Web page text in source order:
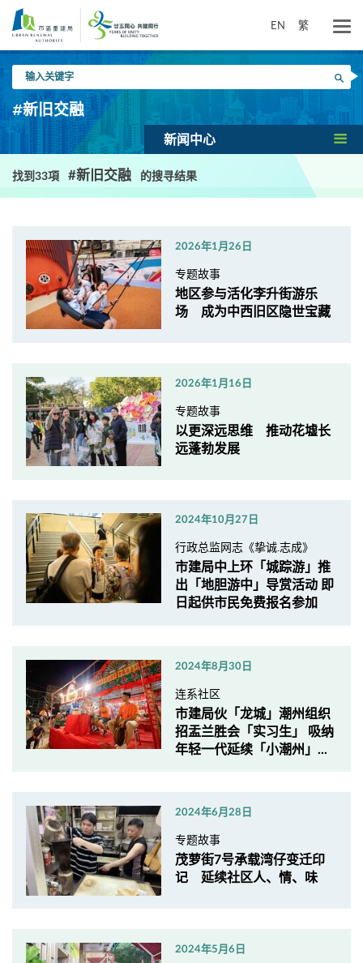
要
EN 繁
入
关
键
搜寻
#新旧交融
新闻中心
找到33項 #新旧交融 的搜寻结果
2026年1月26日
专题故事
地区参与活化李升街游乐
场 成为中西旧区隐世宝藏
2026年1月16日
专题故事
以更深远思维 推动花墟长
远蓬勃发展
2024年10月27日
行政总监网志《挚诚.志成》
市建局中上环「城踪游」推
出「地胆游中」导赏活动 即
日起供市民免费报名参加
2024年8月30日
连系社区
市建局伙「龙城」潮州组织
招盂兰胜会「实习生」 吸纳
年轻一代延续「小潮州」...
2024年6月28日
专题故事
茂萝街7号承载湾仔变迁印
记 延续社区人、情、味
2024年5月6日